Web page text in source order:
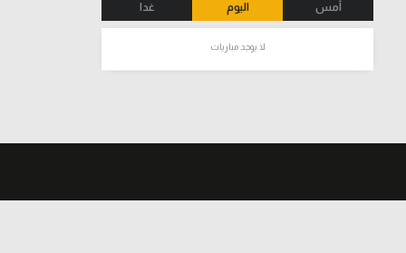
أمس اليوم غدا
لا يوجد مباريات